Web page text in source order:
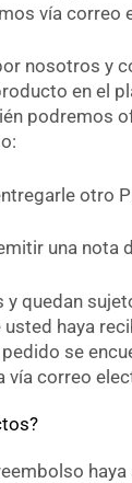
vía correo
nosotros y
en el
podremos
otro
una nota
quedan
haya
se
vía correo